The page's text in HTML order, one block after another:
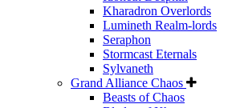
Kharadron Overlords
Lumineth Realm-lords
Seraphon
Stormcast Eternals
Sylvaneth
Grand Alliance Chaos
Beasts of Chaos